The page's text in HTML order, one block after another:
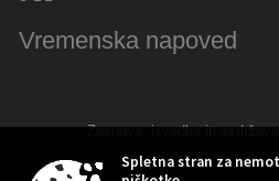
Vremenska napoved
Zasnova, izvedba in
Spletna stran za